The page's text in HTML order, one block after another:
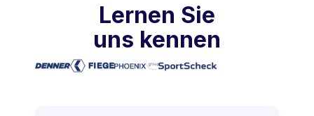
Lernen Sie
uns kennen